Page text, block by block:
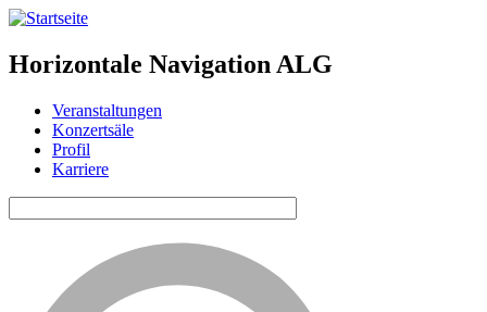
Horizontale Navigation ALG
Veranstaltungen
Konzertsäle
Profil
Karriere